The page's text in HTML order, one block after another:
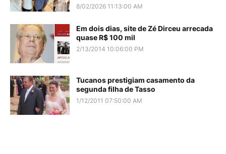
8/02/2026 11:13:00 AM
Em dois dias, site de Zé Dirceu arrecada
quase R$ 100 mil
2/13/2014 10:06:00 PM
Tucanos prestigiam casamento da
segunda filha de Tasso
1/12/2011 07:50:00 AM